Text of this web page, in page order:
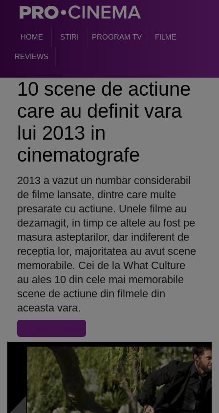
HOME STIRI PROGRAM TV FILME
REVIEWS
10 scene de actiune
care au definit vara
lui 2013 in
cinematografe
2013 a vazut un numbar considerabil
de filme lansate, dintre care multe
presarate cu actiune. Unele filme au
dezamagit, in timp ce altele au fost pe
masura asteptarilor, dar indiferent de
receptia lor, majoritatea au avut scene
memorabile. Cei de la What Culture
au ales 10 din cele mai memorabile
scene de actiune din filmele din
aceasta vara.